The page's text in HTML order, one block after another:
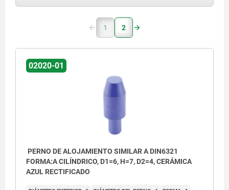
1 2
02020-01
PERNO DE ALOJAMIENTO SIMILAR A DIN6321
FORMA:A CILÍNDRICO, D1=6, H=7, D2=4, CERÁMICA
AZUL RECTIFICADO